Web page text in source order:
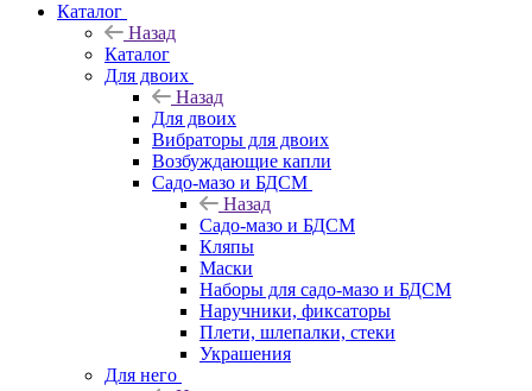
Каталог
Назад
Каталог
Для двоих
Назад
Для двоих
Вибраторы для двоих
Возбуждающие капли
Садо-мазо и БДСМ
Назад
Садо-мазо и БДСМ
Кляпы
Маски
Наборы для садо-мазо и БДСМ
Наручники, фиксаторы
Плети, шлепалки, стеки
Украшения
Для него